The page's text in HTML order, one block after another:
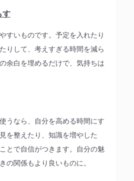
す
すいものです。予定を入れたり
りして、考えすぎる時間を減ら
余白を埋めるだけで、気持ちは
うなら、自分を高める時間にす
を整えたり、知識を増やした
とで自信がつきます。自分の魅
の関係もより良いものに。